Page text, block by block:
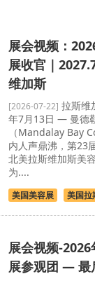
展会视频：
展收官｜
维加斯
[2026-07-22] 拉斯维
年7月13日 — 曼德
（Mandalay Bay
内人声鼎沸，第23
北美拉斯维加斯美
为....
美国美容展 美国拉
展会视频-
展参观团 — 最